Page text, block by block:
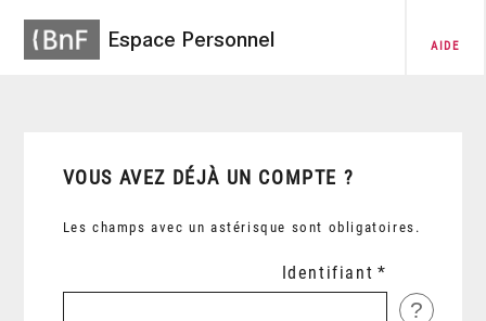
Espace Personnel AIDE
VOUS AVEZ DÉJÀ UN COMPTE ?
Les champs avec un astérisque sont obligatoires.
Identifiant
?